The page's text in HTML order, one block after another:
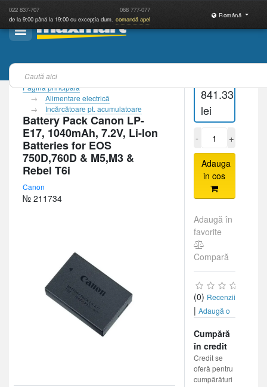
022 837-707 068 777-077
de la 9:00 până la 19:00 cu excepția dum. comandă apel
Română
Pagina principală
Alimentare electrică
Incărcătoare pt. acumulatoare
Battery Pack Canon LP-
E17, 1040mAh, 7.2V, Li-Ion
Batteries for EOS
750D,760D & M5,M3 &
Rebel T6i
Canon
№ 211734
841.33
lei
- +
Adauga
in cos
Adaugă în
favorite
Compară
(0) Recenzii
| Adaugă o
Cumpără
în credit
Credit se
oferă pentru
cumpărături